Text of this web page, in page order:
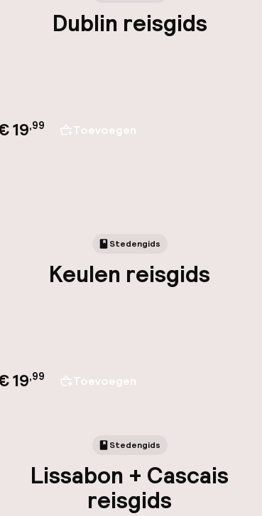
Dublin reisgids
19,99 Toevoegen
Stedengids
Keulen reisgids
19,99 Toevoegen
Stedengids
Lissabon + Cascais
reisgids